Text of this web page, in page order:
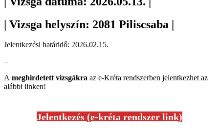
| Vizsga helyszín: 2081 Piliscsaba |
Jelentkezési határidő: 2026.02.15.
–
A meghirdetett vizsgákra az e-Kréta rendszerben jelentkezhet az
alábbi linken!
Jelentkezés (e-kréta rendszer link)